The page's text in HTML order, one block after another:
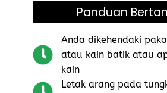
Panduan
Anda dikehendaki
atau kain batik atau
kain
Letak arang pada